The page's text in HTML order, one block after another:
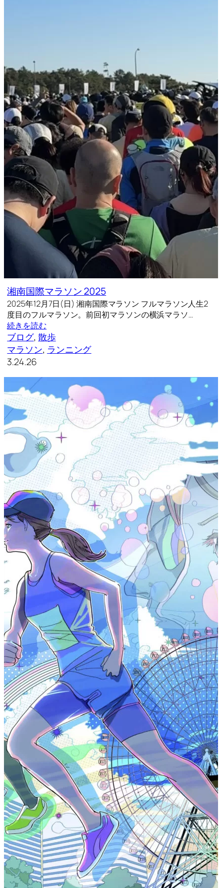
湘南国際マラソン 2025
2025年12月7日(日) 湘南国際マラソン フルマラソン人生2
度目のフルマラソン。前回初マラソンの横浜マラソ…
続きを読む
ブログ, 散歩
マラソン, ランニング
3.24.26